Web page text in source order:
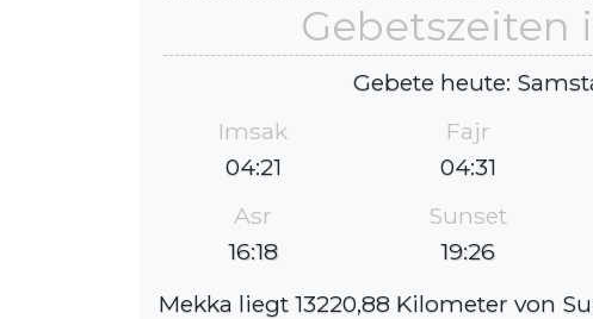
Gebetszeiten
Gebete heute:
Imsak
04:21
Fajr
04:31
Asr
16:18
Sunset
19:26
Mekka liegt 13220,88 Kilometer von